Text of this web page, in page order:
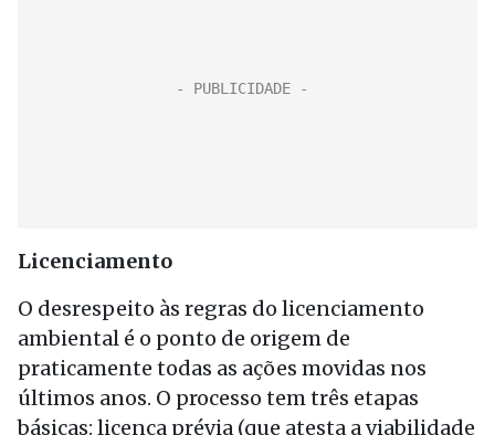
Licenciamento
O desrespeito às regras do licenciamento
ambiental é o ponto de origem de
praticamente todas as ações movidas nos
últimos anos. O processo tem três etapas
básicas: licença prévia (que atesta a viabilidade